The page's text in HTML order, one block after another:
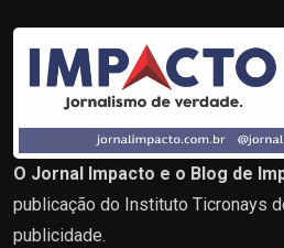
O Jornal Impacto e o Blog de
publicação do Instituto Ticronays
publicidade.